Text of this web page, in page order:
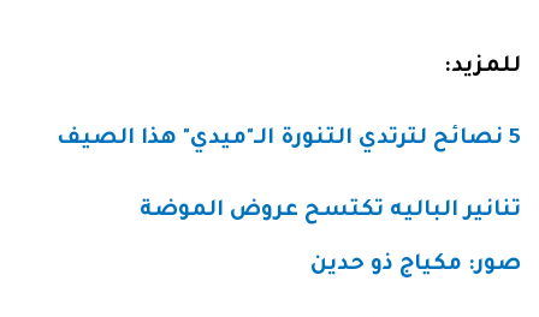
للمزيد:
5 نصائح لترتدي التنورة الـ"ميدي" هذا الصيف
تنانير الباليه تكتسح عروض الموضة
صور: مكياج ذو حدين